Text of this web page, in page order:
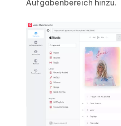
Aufgabenbereich hinzu.